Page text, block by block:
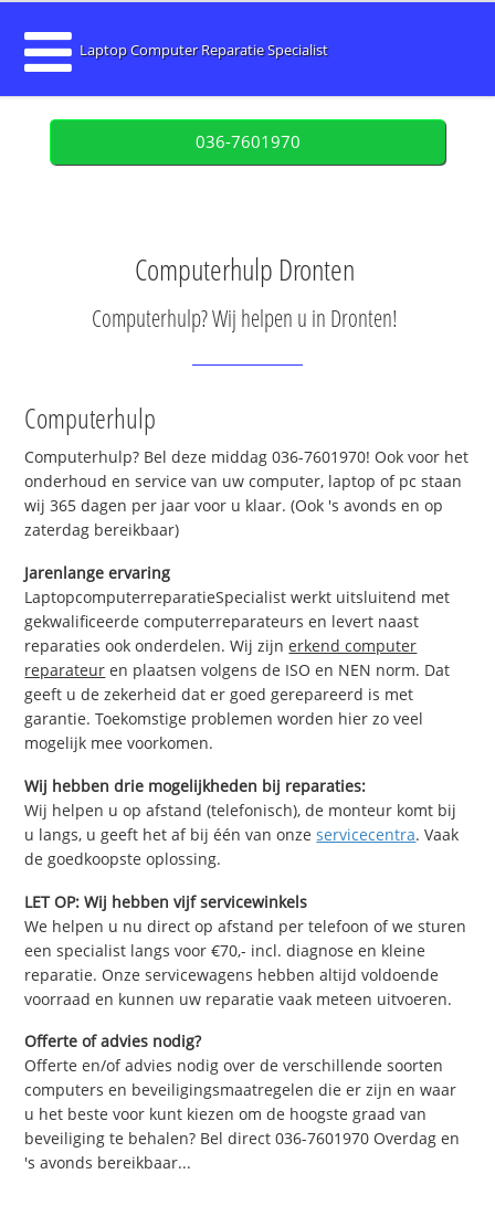
Laptop Computer Reparatie Specialist
036-7601970
Computerhulp Dronten
Computerhulp? Wij helpen u in Dronten!
Computerhulp
Computerhulp? Bel deze middag 036-7601970! Ook voor het
onderhoud en service van uw computer, laptop of pc staan
wij 365 dagen per jaar voor u klaar. (Ook 's avonds en op
zaterdag bereikbaar)
Jarenlange ervaring
LaptopcomputerreparatieSpecialist werkt uitsluitend met
gekwalificeerde computerreparateurs en levert naast
reparaties ook onderdelen. Wij zijnerkend computer
reparateur en plaatsen volgens de ISO en NEN norm. Dat
geeft u de zekerheid dat er goed gerepareerd is met
garantie. Toekomstige problemen worden hier zo veel
mogelijk mee voorkomen.
Wij hebben drie mogelijkheden bij reparaties:
Wij helpen u op afstand (telefonisch), de monteur komt bij
u langs, u geeft het af bij één van onzeservicecentra. Vaak
de goedkoopste oplossing.
LET OP: Wij hebben vijf servicewinkels
We helpen u nu direct op afstand per telefoon of we sturen
een specialist langs voor €70,- incl. diagnose en kleine
reparatie. Onze servicewagens hebben altijd voldoende
voorraad en kunnen uw reparatie vaak meteen uitvoeren.
Offerte of advies nodig?
Offerte en/of advies nodig over de verschillende soorten
computers en beveiligingsmaatregelen die er zijn en waar
u het beste voor kunt kiezen om de hoogste graad van
beveiliging te behalen? Bel direct 036-7601970 Overdag en
's avonds bereikbaar...